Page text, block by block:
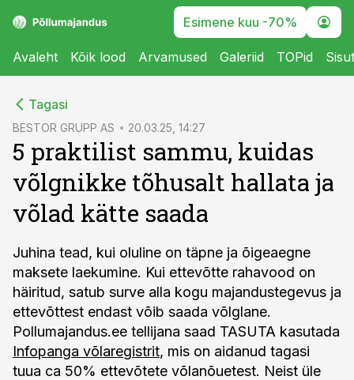
Esimene kuu -70%
Avaleht Kõik lood Arvamused Galeriid TOPid
Tagasi
BESTOR GRUPP AS 20.03.25, 14:27
5 praktilist sammu, kuidas
võlgnikke tõhusalt hallata ja
võlad kätte saada
Juhina tead, kui oluline on täpne ja õigeaegne
maksete laekumine. Kui ettevõtte rahavood on
häiritud, satub surve alla kogu majandustegevus ja
ettevõttest endast võib saada võlglane.
Pollumajandus.ee tellijana saad TASUTA kasutada
Infopanga võlaregistrit, mis on aidanud tagasi
tuua ca 50% ettevõtete võlanõuetest. Neist üle